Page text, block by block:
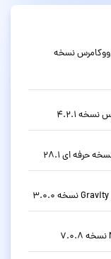
قالب فروشگاهی چندمنظوره وودمارت WoodMart ووکامرس نسخه